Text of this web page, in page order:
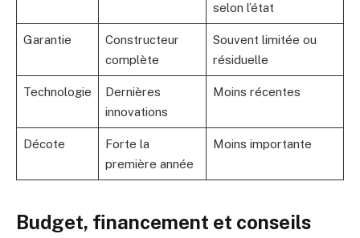
selon l’état
Garantie
Constructeur
complète
Souvent limitée ou
résiduelle
Technologie
Dernières
innovations
Moins récentes
Décote
Forte la
première année
Moins importante
Budget, financement et conseils